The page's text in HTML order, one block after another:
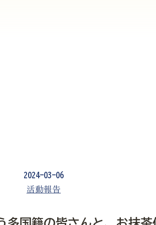
2024-03-06
活動報告